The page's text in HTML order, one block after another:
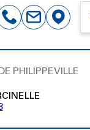
PHILIPPEVILLE